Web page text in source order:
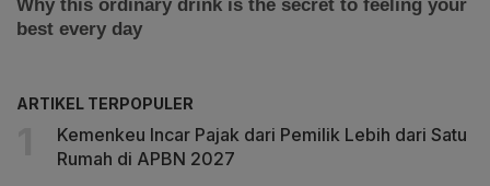
ARTIKEL TERPOPULER
Kemenkeu Incar Pajak dari Pemilik Lebih dari Satu
Rumah di APBN 2027